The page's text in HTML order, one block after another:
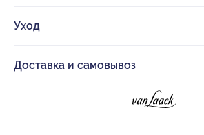
Уход
Доставка и самовывоз